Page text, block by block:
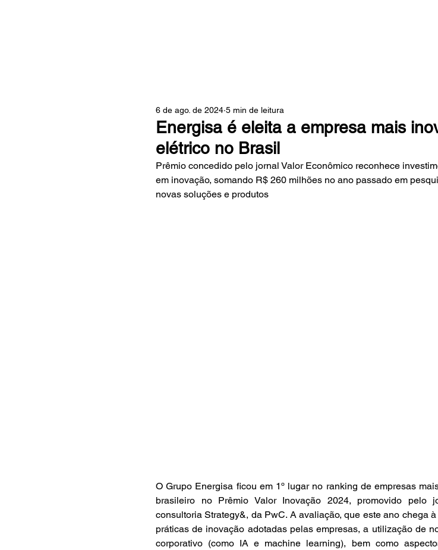
Energisa é eleita a empresa mais
elétrico no Brasil
6 de ago. de 2024 5 min de leitura
Prêmio concedido pelo jornal Valor Econômico reconhece
em inovação, somando R$ 260 milhões no ano passado em
novas soluções e produtos
O Grupo Energisa ficou em 1º lugar no ranking de empresas
brasileiro no Prêmio Valor Inovação 2024, promovido pelo
consultoria Strategy&, da PwC. A avaliação, que este ano chega
práticas de inovação adotadas pelas empresas, a utilização de
corporativo (como IA e machine learning), bem como